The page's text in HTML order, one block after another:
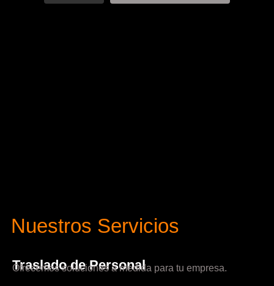
Nuestros Servicios
Traslado de Personal
Ofrecemos soluciones a medida para tu empresa.